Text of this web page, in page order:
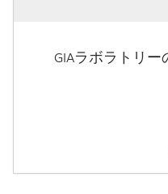
GIAラボラトリ